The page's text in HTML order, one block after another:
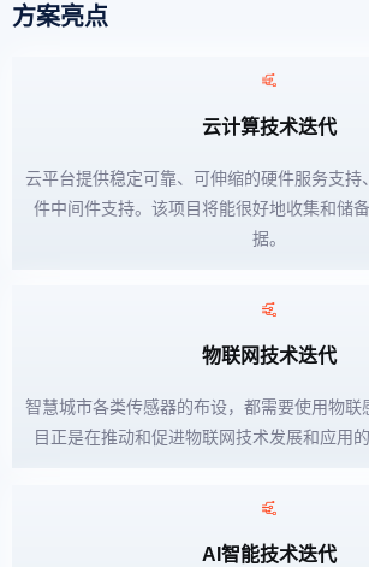
方案亮点
云计算技术迭代
云平台提供稳定可靠、可伸缩的硬件服务支持
件中间件支持。该项目将能很好地收集和储
据。
物联网技术迭代
智慧城市各类传感器的布设，都需要使用物联
目正是在推动和促进物联网技术发展和应用
AI智能技术迭代